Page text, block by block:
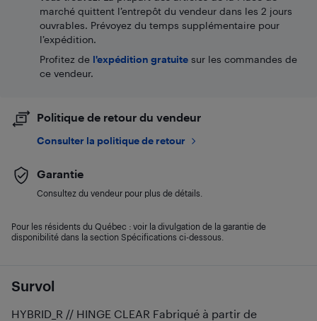
Survol
HYBRID_R // HINGE CLEAR Fabriqué à partir de
marché quittent l’entrepôt du vendeur dans les 2 jours
ouvrables. Prévoyez du temps supplémentaire pour
l’expédition.
Profitez de l'expédition gratuite sur les commandes de
ce vendeur.
Politique de retour du vendeur
Consulter la politique de retour
Garantie
Consultez du vendeur pour plus de détails.
Pour les résidents du Québec : voir la divulgation de la garantie de
disponibilité dans la section Spécifications ci-dessous.